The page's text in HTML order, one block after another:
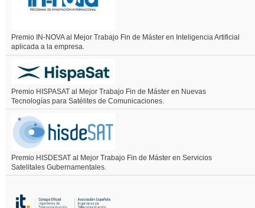
Premio IN-NOVA al Mejor Trabajo Fin de Máster en Inteligencia Artificial
aplicada a la empresa.
Premio HISPASAT al Mejor Trabajo Fin de Máster en Nuevas
Tecnologías para Satélites de Comunicaciones.
Premio HISDESAT al Mejor Trabajo Fin de Máster en Servicios
Satelitales Gubernamentales.